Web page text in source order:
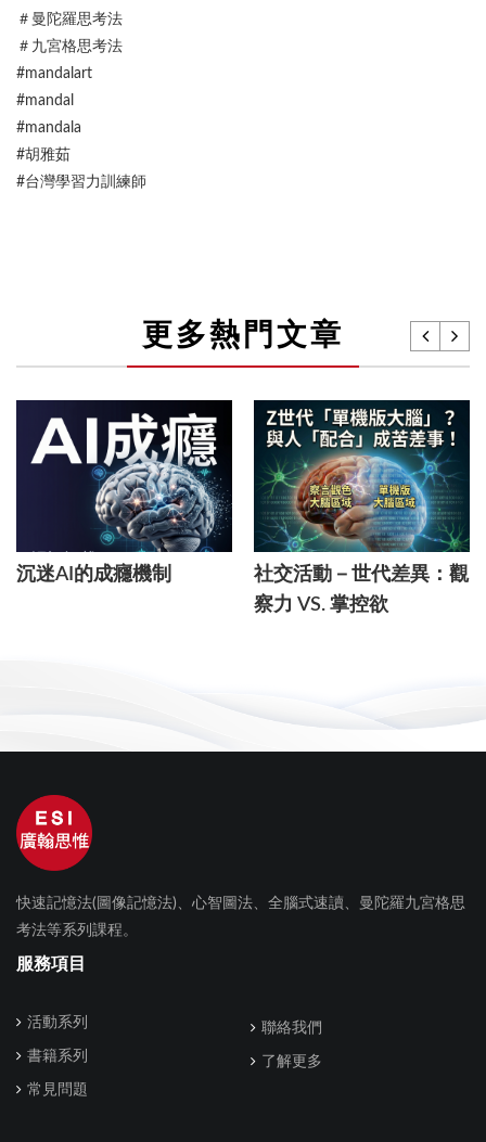
＃曼陀羅思考法
＃九宮格思考法
#mandalart
#mandal
#mandala
#胡雅茹
#台灣學習力訓練師
更多熱門文章
沉迷AI的成癮機制
社交活動－世代差異：觀
察力 VS. 掌控欲
快速記憶法(圖像記憶法)、心智圖法、全腦式速讀、曼陀羅九宮格思
考法等系列課程。
服務項目
活動系列
書籍系列
常見問題
聯絡我們
了解更多